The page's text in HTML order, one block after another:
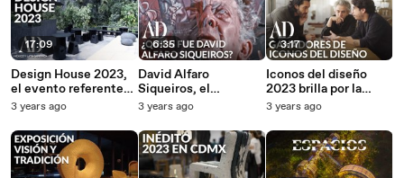
17:09
Design House 2023,
el evento referente
del diseño y la
México
3 years ago
6:35
David Alfaro
Siqueiros, el
muralista mexicano
social su inspiración
3 years ago
3:17
Iconos del diseño
2023 brilla por la
creatividad de sus
del tiempo)
3 years ago